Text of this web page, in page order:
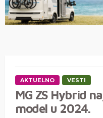
AKTUELNO VESTI
MG ZS Hybrid
model u 2024.